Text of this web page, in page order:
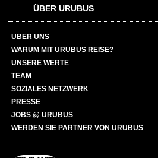
ÜBER URUBUS
ÜBER UNS
WARUM MIT URUBUS REISE?
UNSERE WERTE
TEAM
SOZIALES NETZWERK
PRESSE
JOBS @ URUBUS
WERDEN SIE PARTNER VON URUBUS